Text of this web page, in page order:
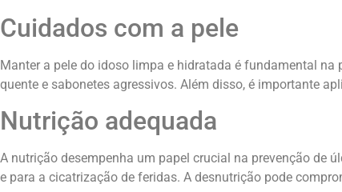
Cuidados com a pele
Manter a pele do idoso limpa e hidratada é fundamental na
quente e sabonetes agressivos. Além disso, é importante
Nutrição adequada
A nutrição desempenha um papel crucial na prevenção de
e para a cicatrização de feridas. A desnutrição pode